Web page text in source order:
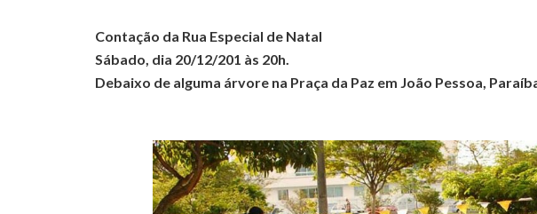
Contação da Rua Especial de Natal
Sábado, dia 20/12/201 às 20h.
Debaixo de alguma árvore na Praça da Paz em João Pessoa,